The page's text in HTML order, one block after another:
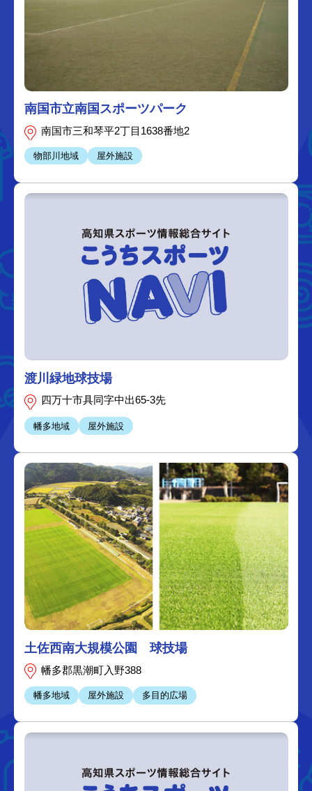
南国市立南国スポーツパーク
南国市三和琴平2丁目1638番地2
物部川地域 屋外施設
渡川緑地球技場
四万十市具同字中出65-3先
幡多地域 屋外施設
土佐西南大規模公園 球技場
幡多郡黒潮町入野388
幡多地域 屋外施設 多目的広場